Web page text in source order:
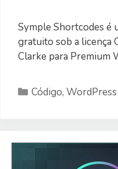
Symple Shortcodes é
gratuito sob a licença
Clarke para Premium
Categorias
Código,WordPress